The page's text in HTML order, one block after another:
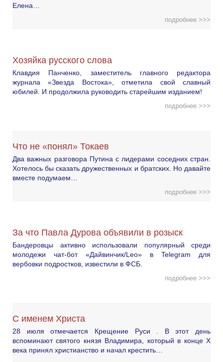
Елена…
подробнее >>>
Хозяйка русского слова
Клавдия Панченко, заместитель главного редактора
журнала «Звезда Востока», отметила свой славный
юбилей. И продолжила руководить старейшим изданием!
подробнее >>>
Что не «понял» Токаев
Два важных разговора Путина с лидерами соседних стран.
Хотелось бы сказать дружественных и братских. Но давайте
вместе подумаем…
подробнее >>>
За что Павла Дурова объявили в розыск
Бандеровцы активно использовали популярный среди
молодежи чат-бот «Дайвинчик/Leo» в Telegram для
вербовки подростков, известили в ФСБ.
подробнее >>>
С именем Христа
28 июля отмечается Крещение Руси . В этот день
вспоминают святого князя Владимира, который в конце X
века принял христианство и начал крестить…